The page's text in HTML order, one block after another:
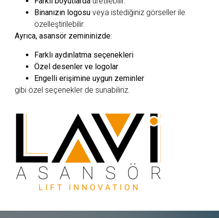
Binanızın logosu veya istediğiniz görseller ile
özelleştirilebilir.
Ayrıca, asansör zemininizde:
Farklı aydınlatma seçenekleri
Özel desenler ve logolar
Engelli erişimine uygun zeminler
gibi özel seçenekler de sunabiliriz.